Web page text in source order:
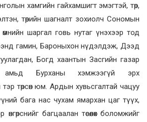
хамгийн гайхамшигт эмэгтэй, төр,
төрийн шагналт зохиолч Сономын
шаргал говь нутаг үнэхээр тод
гамин, Бароныхон нүдэлдэж, Дээд
Богд хаантын Засгийн газар
амьд Бурханы хэмжээгүй эрх
төрсөн юм. Ардын хувьсгалтай чацуу
бага нас чухам ямархан цаг түүх,
багцаалан төсөөлөх боломжийг